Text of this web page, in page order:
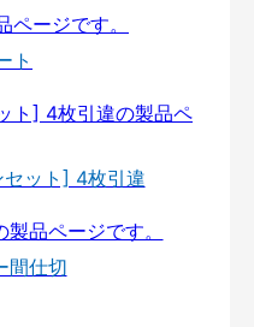
ト
ット] 4枚引違
間仕切